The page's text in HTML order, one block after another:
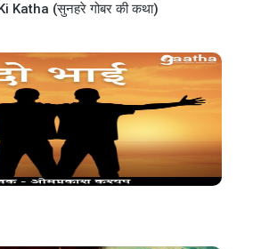
Katha (सुनहरे गोबर की कथा)